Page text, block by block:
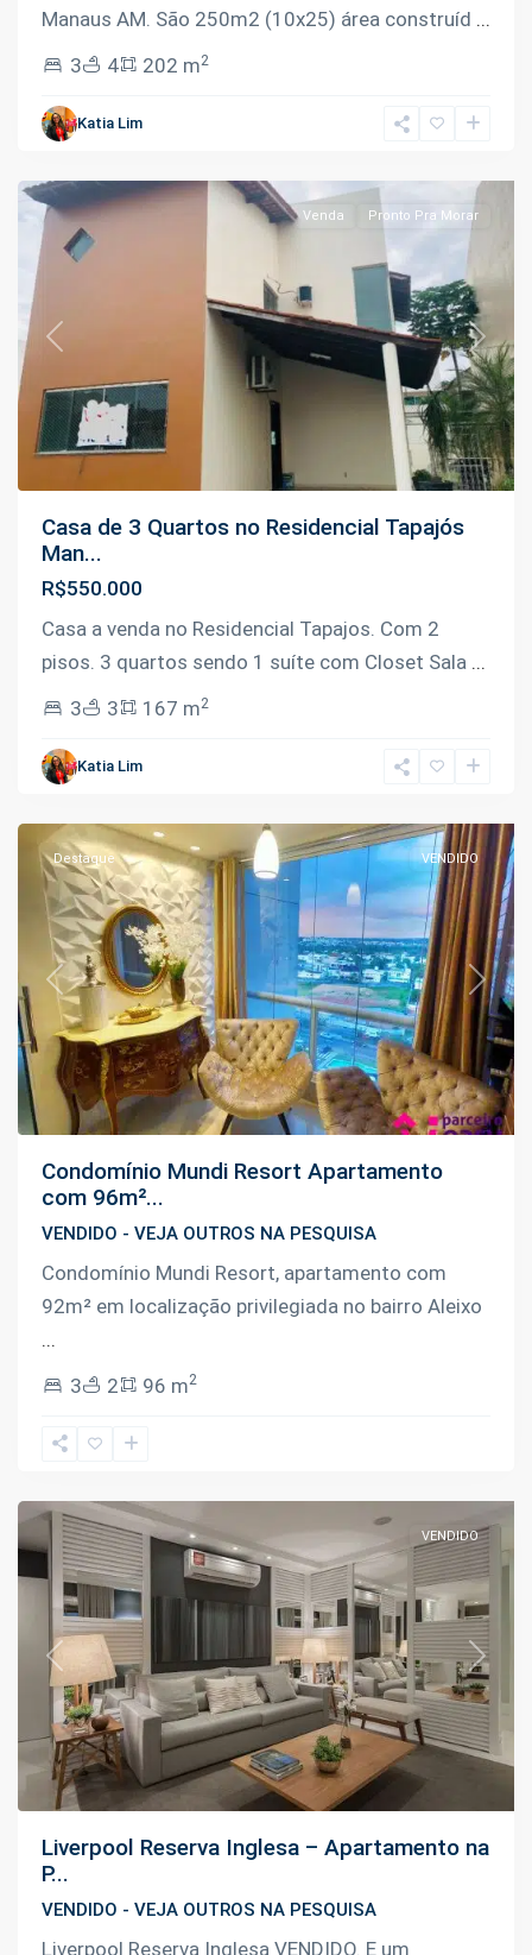
Manaus AM. São 250m2 (10x25) área construíd ...
3
4 202 m2
Katia Lim
Tarumã,
Previous Next
Venda Pronto Pra Morar
Casa de 3 Quartos no Residencial Tapajós
Man...
R$550.000
Casa a venda no Residencial Tapajos. Com 2
pisos. 3 quartos sendo 1 suíte com Closet Sala ...
3
3 167 m2
Katia Lim
Aleixo,
Previous Next
Destaque VENDIDO
Condomínio Mundi Resort Apartamento
com 96m²...
VENDIDO - VEJA OUTROS NA PESQUISA
Condomínio Mundi Resort, apartamento com
92m² em localização privilegiada no bairro Aleixo
...
3
2 96 m2
Negra,
Previous Next
VENDIDO
Liverpool Reserva Inglesa – Apartamento na
P...
VENDIDO - VEJA OUTROS NA PESQUISA
Liverpool Reserva Inglesa VENDIDO. E um